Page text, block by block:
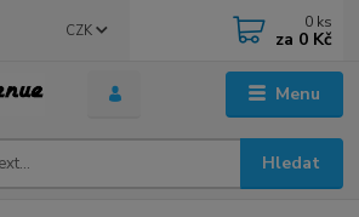
Menu
CZK
Hledat
0 ks
za 0 Kč